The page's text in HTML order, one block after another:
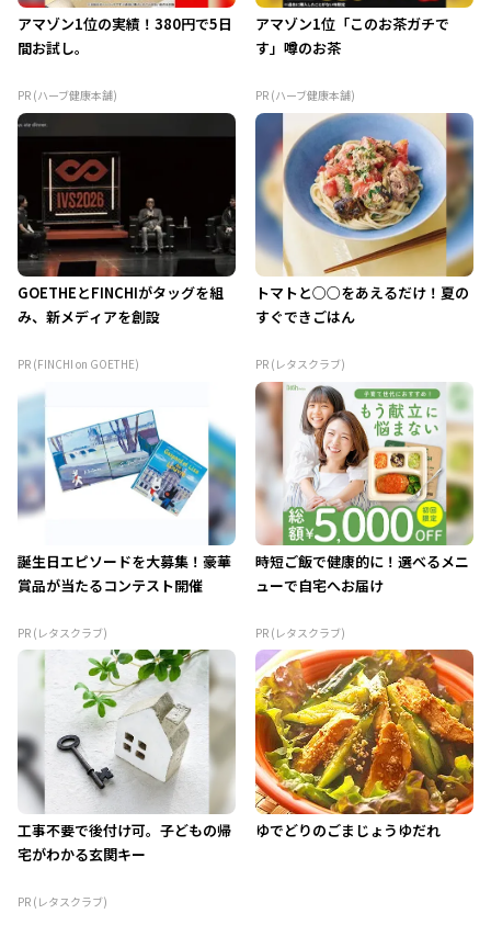
アマゾン1位の実績！380円で5日
間お試し。
PR (ハーブ健康本舗)
アマゾン1位「このお茶ガチで
す」噂のお茶
PR (ハーブ健康本舗)
GOETHEとFINCHIがタッグを組
み、新メディアを創設
PR (FINCHI on GOETHE)
トマトと○○をあえるだけ！夏の
すぐできごはん
PR (レタスクラブ)
誕生日エピソードを大募集！豪華
賞品が当たるコンテスト開催
PR (レタスクラブ)
時短ご飯で健康的に！選べるメニ
ューで自宅へお届け
PR (レタスクラブ)
工事不要で後付け可。子どもの帰
宅がわかる玄関キー
PR (レタスクラブ)
ゆでどりのごまじょうゆだれ